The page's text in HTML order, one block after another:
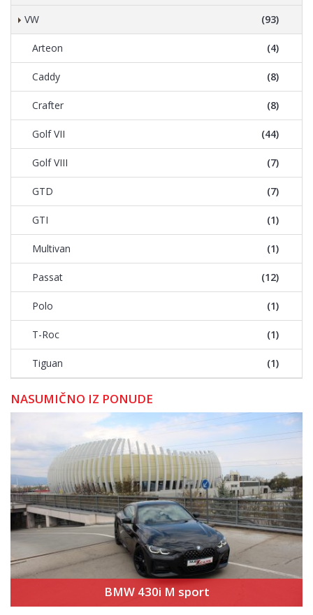
VW (93)
Arteon (4)
Caddy (8)
Crafter (8)
Golf VII (44)
Golf VIII (7)
GTD (7)
GTI (1)
Multivan (1)
Passat (12)
Polo (1)
T-Roc (1)
Tiguan (1)
NASUMIČNO IZ PONUDE
BMW 430i M sport